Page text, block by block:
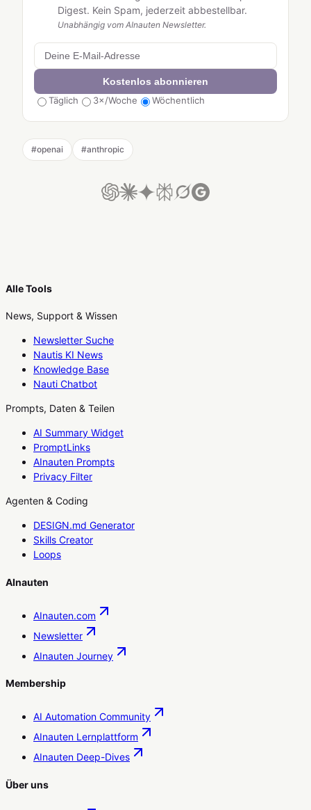
Digest. Kein Spam, jederzeit abbestellbar.
Unabhängig vom AInauten Newsletter.
Kostenlos abonnieren
Täglich
3×/Woche Wöchentlich
#openai #anthropic
Alle Tools
News, Support & Wissen
Newsletter Suche
Nautis KI News
Knowledge Base
Nauti Chatbot
Prompts, Daten & Teilen
AI Summary Widget
PromptLinks
AInauten Prompts
Privacy Filter
Agenten & Coding
DESIGN.md Generator
Skills Creator
Loops
AInauten
AInauten.com
Newsletter
AInauten Journey
Membership
AI Automation Community
AInauten Lernplattform
AInauten Deep-Dives
Über uns